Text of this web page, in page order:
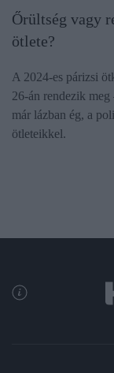
Őrültség vagy
ötlete?
A 2024-es párizsi
26-án rendezik meg
már lázban ég, a
ötleteikkel.